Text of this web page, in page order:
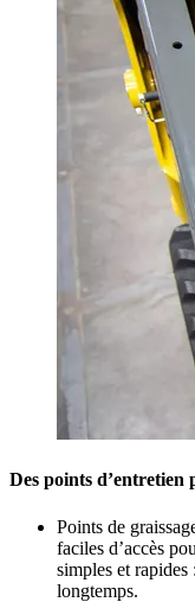
Des points d’entretien
Points de
faciles d’accès
simples et
longtemps.